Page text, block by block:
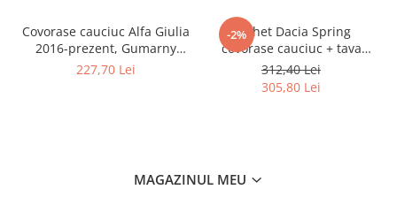
Covorase cauciuc Alfa Giulia
2016-prezent, Gumarny
Zubri Cehia (cutie automata
227,70 Lei
-2%
Pachet Dacia Spring
covorase cauciuc + tava
portbagaj
312,40 Lei
305,80 Lei
MAGAZINUL MEU